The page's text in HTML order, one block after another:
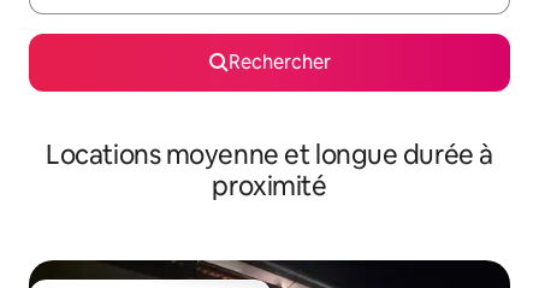
Rechercher
Locations moyenne et longue durée à
proximité